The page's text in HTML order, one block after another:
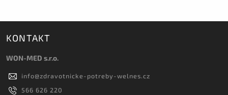
KONTAKT
WON-MED s.r.o.
info@zdravotnicke-potreby-welnes.cz
566 626 220